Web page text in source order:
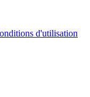
d'utilisation